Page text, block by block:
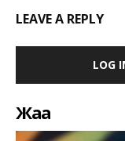
LEAVE A REPLY
LOG
Жаңа